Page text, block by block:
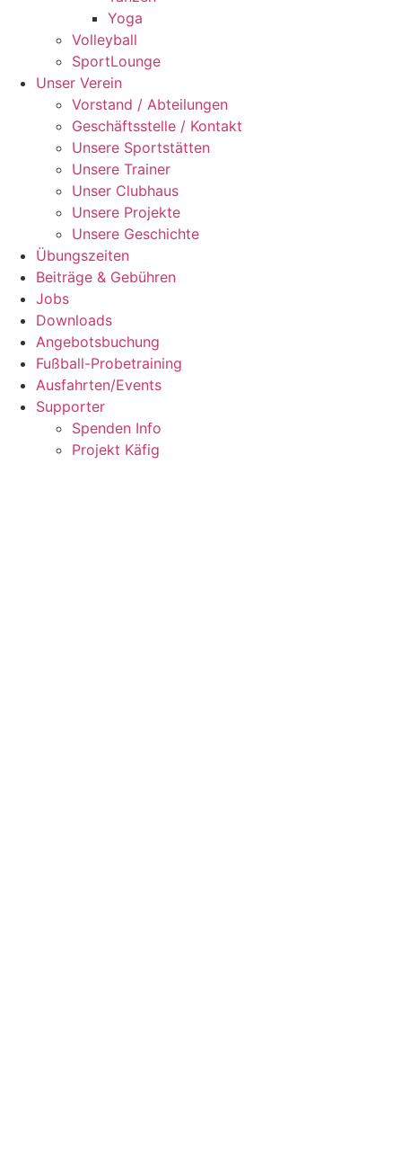
Yoga
Volleyball
SportLounge
Unser Verein
Vorstand / Abteilungen
Geschäftsstelle / Kontakt
Unsere Sportstätten
Unsere Trainer
Unser Clubhaus
Unsere Projekte
Unsere Geschichte
Übungszeiten
Beiträge & Gebühren
Jobs
Downloads
Angebotsbuchung
Fußball-Probetraining
Ausfahrten/Events
Supporter
Spenden Info
Projekt Käfig